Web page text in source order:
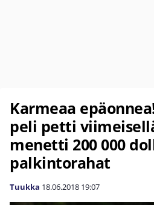
Karmeaa
peli petti
menetti 200 000
palkintorahat
Tuukka 18.06.2018 19:07